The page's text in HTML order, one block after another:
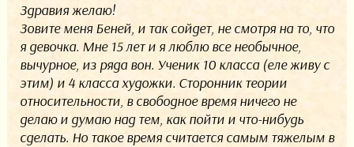
Здравия желаю!
Зовите меня Беней, и так сойдет, не смотря на то, что
я девочка. Мне 15 лет и я люблю все необычное,
вычурное, из ряда вон. Ученик 10 класса (еле живу с
этим) и 4 класса художки. Сторонник теории
относительности, в свободное время ничего не
делаю и думаю над тем, как пойти и что-нибудь
сделать. Но такое время считается самым тяжелым в